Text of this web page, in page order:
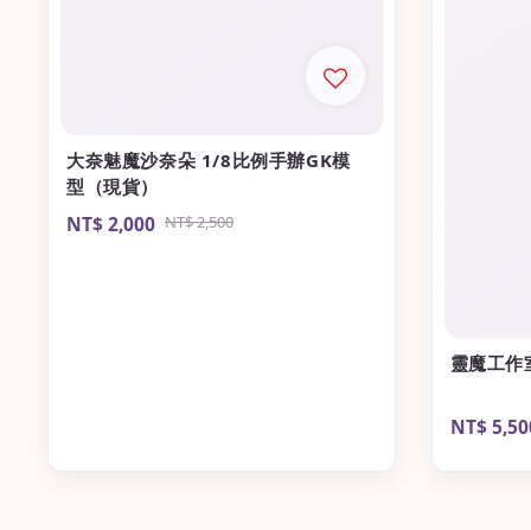
大奈魅魔沙奈朵 1/8比例手辦GK模
型（現貨）
Sale
NT$ 2,000 Regular
NT$ 2,500
靈魔工作
Sale
NT$